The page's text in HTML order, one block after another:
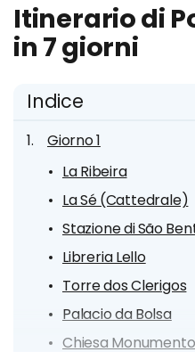
Itinerario di
in 7 giorni
Indice
Giorno 1
La Ribeira
La Sé (Cattedrale)
Stazione di São
Libreria Lello
Torre dos Clerigos
Palacio da Bolsa
Chiesa